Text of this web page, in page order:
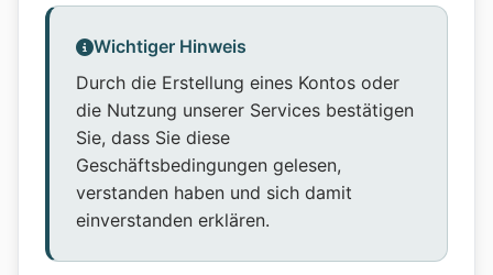
Wichtiger Hinweis
Durch die Erstellung eines Kontos oder
die Nutzung unserer Services bestätigen
Sie, dass Sie diese
Geschäftsbedingungen gelesen,
verstanden haben und sich damit
einverstanden erklären.